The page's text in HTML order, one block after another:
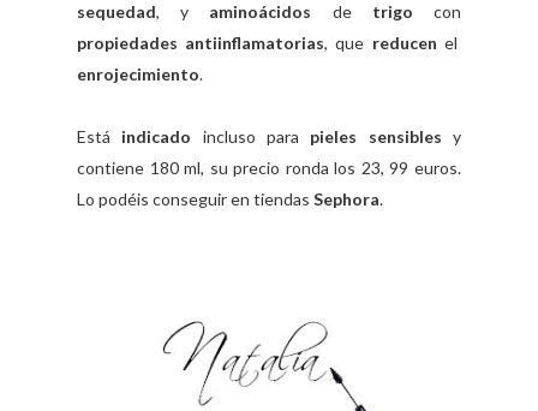
sequedad, y aminoácidos detrigo con
propiedades antiinflamatorias, que reducen el
enrojecimiento.
Está indicado incluso para pieles sensibles y
contiene 180 ml, su precio ronda los 23, 99 euros.
Lo podéis conseguir en tiendas Sephora.